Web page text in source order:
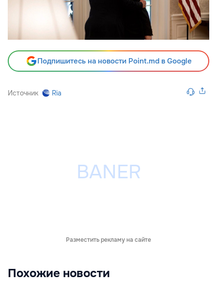
Подпишитесь на новости Point.md в Google
Источник Ria
Разместить рекламу на сайте
Похожие новости